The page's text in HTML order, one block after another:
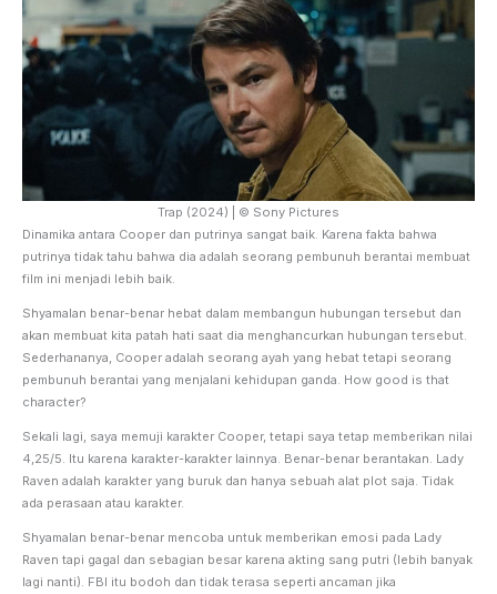
Trap (2024) | © Sony Pictures
Dinamika antara Cooper dan putrinya sangat baik. Karena fakta bahwa
putrinya tidak tahu bahwa dia adalah seorang pembunuh berantai membuat
film ini menjadi lebih baik.
Shyamalan benar-benar hebat dalam membangun hubungan tersebut dan
akan membuat kita patah hati saat dia menghancurkan hubungan tersebut.
Sederhananya, Cooper adalah seorang ayah yang hebat tetapi seorang
pembunuh berantai yang menjalani kehidupan ganda. How good is that
character?
Sekali lagi, saya memuji karakter Cooper, tetapi saya tetap memberikan nilai
4,25/5. Itu karena karakter-karakter lainnya. Benar-benar berantakan. Lady
Raven adalah karakter yang buruk dan hanya sebuah alat plot saja. Tidak
ada perasaan atau karakter.
Shyamalan benar-benar mencoba untuk memberikan emosi pada Lady
Raven tapi gagal dan sebagian besar karena akting sang putri (lebih banyak
lagi nanti). FBI itu bodoh dan tidak terasa seperti ancaman jika